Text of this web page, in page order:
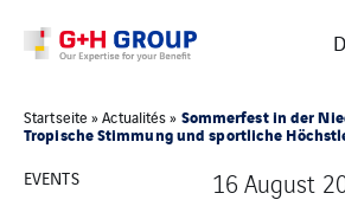
Startseite »Actualités» Sommerfest in der
Tropische Stimmung und sportliche
EVENTS
16 August